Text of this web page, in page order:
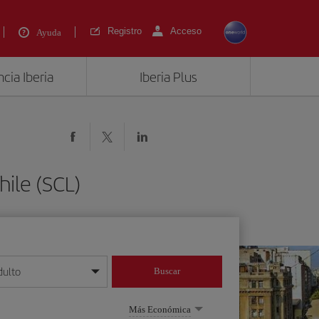
Ayuda Registro Acceso
Iberia Iberia Plus
(SCL)
mes/año
Buscar
Más Económica